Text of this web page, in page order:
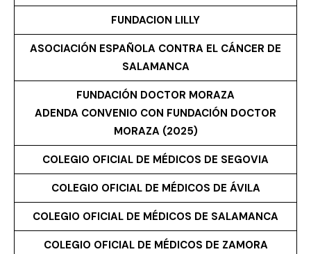
FUNDACION LILLY
ASOCIACIÓN ESPAÑOLA CONTRA EL CÁNCER DE
SALAMANCA
FUNDACIÓN DOCTOR MORAZA
ADENDA CONVENIO CON FUNDACIÓN DOCTOR
MORAZA (2025)
COLEGIO OFICIAL DE MÉDICOS DE SEGOVIA
COLEGIO OFICIAL DE MÉDICOS DE ÁVILA
COLEGIO OFICIAL DE MÉDICOS DE SALAMANCA
COLEGIO OFICIAL DE MÉDICOS DE ZAMORA